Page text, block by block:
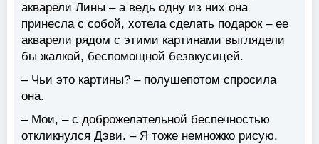
акварели Лины – а ведь одну из них она
принесла с собой, хотела сделать подарок – ее
акварели рядом с этими картинами выглядели
бы жалкой, беспомощной безвкусицей.
– Чьи это картины? – полушепотом спросила
она.
– Мои, – с доброжелательной беспечностью
откликнулся Дэви. – Я тоже немножко рисую.